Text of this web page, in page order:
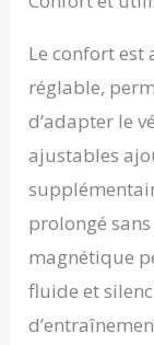
Le confort est
réglable,
d’adapter le
ajustables
prolongé
magnétique
fluide et